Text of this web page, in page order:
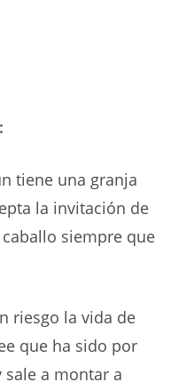
tiene una granja
la invitación de
siempre que
riesgo la vida de
que ha sido por
sale a montar a